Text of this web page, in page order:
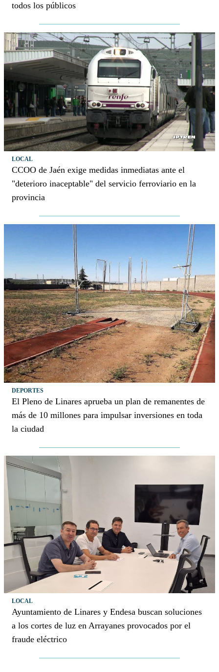
todos los públicos
LOCAL
CCOO de Jaén exige medidas inmediatas ante el
"deterioro inaceptable" del servicio ferroviario en la
provincia
DEPORTES
El Pleno de Linares aprueba un plan de remanentes de
más de 10 millones para impulsar inversiones en toda
la ciudad
LOCAL
Ayuntamiento de Linares y Endesa buscan soluciones
a los cortes de luz en Arrayanes provocados por el
fraude eléctrico